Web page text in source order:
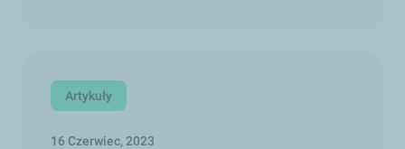
Artykuły
16 Czerwiec, 2023